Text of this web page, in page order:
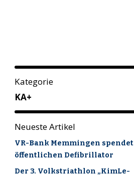
Kategorie
KA+
Neueste Artikel
VR-Bank Memmingen spendet
öffentlichen Defibrillator
Der 3. Volkstriathlon „KimLe-